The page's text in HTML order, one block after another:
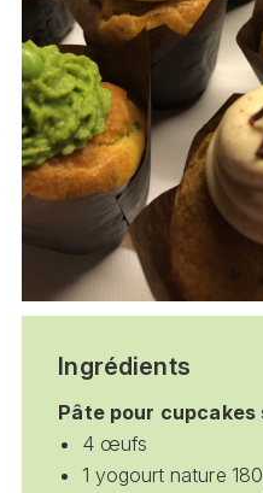
Ingrédients
Pâte pour cupcakes
4 œufs
1 yogourt nature